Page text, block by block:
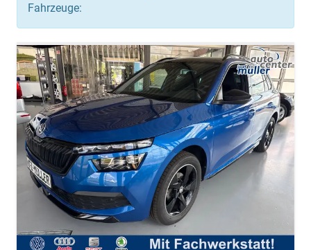
Fahrzeuge: